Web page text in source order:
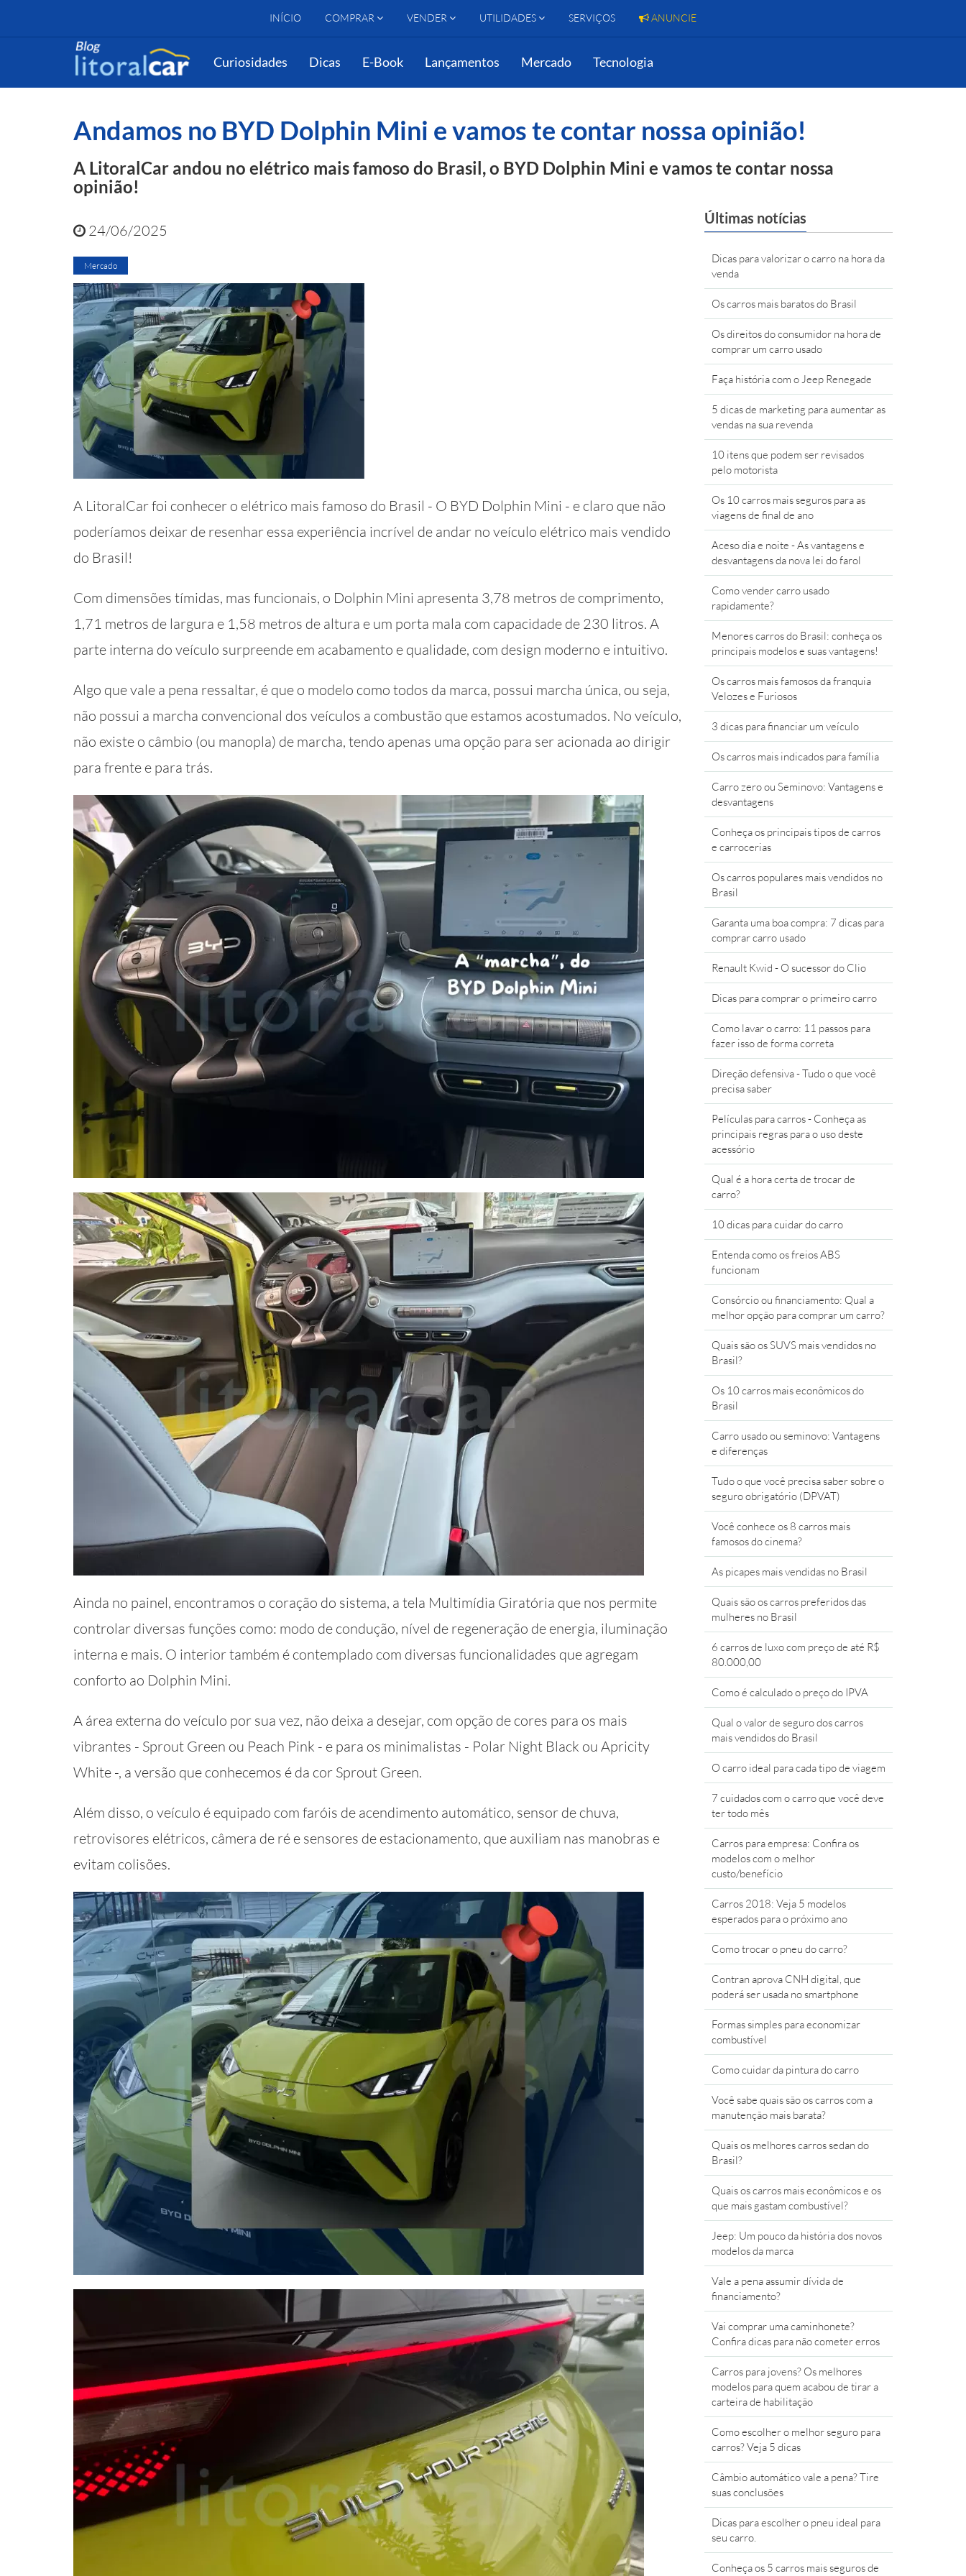
INÍCIO COMPRAR VENDER UTILIDADES SERVIÇOS ANUNCIE
Curiosidades Dicas E-Book Lançamentos Mercado Tecnologia
Blog Mercado Andamos no BYD Dolphin Mini e vamos te contar nossa opinião!
Andamos no BYD Dolphin Mini e vamos te contar nossa opinião!
A LitoralCar andou no elétrico mais famoso do Brasil, o BYD Dolphin Mini e vamos te contar nossa
opinião!
24/06/2025
Mercado
A LitoralCar foi conhecer o elétrico mais famoso do Brasil - O BYD Dolphin Mini - e claro que não
poderíamos deixar de resenhar essa experiência incrível de andar no veículo elétrico mais vendido
do Brasil!
Com dimensões tímidas, mas funcionais, o Dolphin Mini apresenta 3,78 metros de comprimento,
1,71 metros de largura e 1,58 metros de altura e um porta mala com capacidade de 230 litros. A
parte interna do veículo surpreende em acabamento e qualidade, com design moderno e intuitivo.
Algo que vale a pena ressaltar, é que o modelo como todos da marca, possui marcha única, ou seja,
não possui a marcha convencional dos veículos a combustão que estamos acostumados. No veículo,
não existe o câmbio (ou manopla) de marcha, tendo apenas uma opção para ser acionada ao dirigir
para frente e para trás.
Ainda no painel, encontramos o coração do sistema, a tela Multimídia Giratória que nos permite
controlar diversas funções como: modo de condução, nível de regeneração de energia, iluminação
interna e mais. O interior também é contemplado com diversas funcionalidades que agregam
conforto ao Dolphin Mini.
A área externa do veículo por sua vez, não deixa a desejar, com opção de cores para os mais
vibrantes - Sprout Green ou Peach Pink - e para os minimalistas - Polar Night Black ou Apricity
White -, a versão que conhecemos é da cor Sprout Green.
Além disso, o veículo é equipado com faróis de acendimento automático, sensor de chuva,
retrovisores elétricos, câmera de ré e sensores de estacionamento, que auxiliam nas manobras e
evitam colisões.
Últimas notícias
Dicas para valorizar o carro na hora da
venda
Os carros mais baratos do Brasil
Os direitos do consumidor na hora de
comprar um carro usado
Faça história com o Jeep Renegade
5 dicas de marketing para aumentar as
vendas na sua revenda
10 itens que podem ser revisados
pelo motorista
Os 10 carros mais seguros para as
viagens de final de ano
Aceso dia e noite - As vantagens e
desvantagens da nova lei do farol
Como vender carro usado
rapidamente?
Menores carros do Brasil: conheça os
principais modelos e suas vantagens!
Os carros mais famosos da franquia
Velozes e Furiosos
3 dicas para financiar um veículo
Os carros mais indicados para família
Carro zero ou Seminovo: Vantagens e
desvantagens
Conheça os principais tipos de carros
e carrocerias
Os carros populares mais vendidos no
Brasil
Garanta uma boa compra: 7 dicas para
comprar carro usado
Renault Kwid - O sucessor do Clio
Dicas para comprar o primeiro carro
Como lavar o carro: 11 passos para
fazer isso de forma correta
Direção defensiva - Tudo o que você
precisa saber
Películas para carros - Conheça as
principais regras para o uso deste
acessório
Qual é a hora certa de trocar de
carro?
10 dicas para cuidar do carro
Entenda como os freios ABS
funcionam
Consórcio ou financiamento: Qual a
melhor opção para comprar um carro?
Quais são os SUVS mais vendidos no
Brasil?
Os 10 carros mais econômicos do
Brasil
Carro usado ou seminovo: Vantagens
e diferenças
Tudo o que você precisa saber sobre o
seguro obrigatório (DPVAT)
Você conhece os 8 carros mais
famosos do cinema?
As picapes mais vendidas no Brasil
Quais são os carros preferidos das
mulheres no Brasil
6 carros de luxo com preço de até R$
80.000,00
Como é calculado o preço do IPVA
Qual o valor de seguro dos carros
mais vendidos do Brasil
O carro ideal para cada tipo de viagem
7 cuidados com o carro que você deve
ter todo mês
Carros para empresa: Confira os
modelos com o melhor
custo/benefício
Carros 2018: Veja 5 modelos
esperados para o próximo ano
Como trocar o pneu do carro?
Contran aprova CNH digital, que
poderá ser usada no smartphone
Formas simples para economizar
combustível
Como cuidar da pintura do carro
Você sabe quais são os carros com a
manutenção mais barata?
Quais os melhores carros sedan do
Brasil?
Quais os carros mais econômicos e os
que mais gastam combustível?
Jeep: Um pouco da história dos novos
modelos da marca
Vale a pena assumir dívida de
financiamento?
Vai comprar uma caminhonete?
Confira dicas para não cometer erros
Carros para jovens? Os melhores
modelos para quem acabou de tirar a
carteira de habilitação
Como escolher o melhor seguro para
carros? Veja 5 dicas
Câmbio automático vale a pena? Tire
suas conclusões
Dicas para escolher o pneu ideal para
seu carro.
Conheça os 5 carros mais seguros de